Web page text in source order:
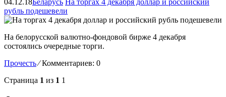
04.12.18Беларусь На торгах 4 декабря доллар и российский
рубль подешевели
На белорусской валютно-фондовой бирже 4 декабря
состоялись очередные торги.
Прочесть ⁄Комментариев: 0
Страница 1 из 1 1